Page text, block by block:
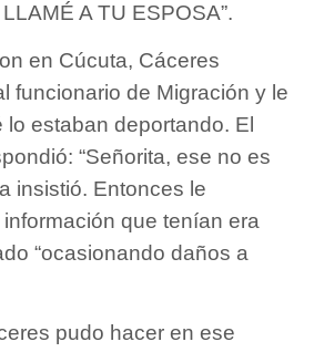
A TU ESPOSA”.
en Cúcuta, Cáceres
funcionario de Migración y le
estaban deportando. El
“Señorita, ese no es
insistió. Entonces le
que tenían era
“ocasionando daños a
pudo hacer en ese